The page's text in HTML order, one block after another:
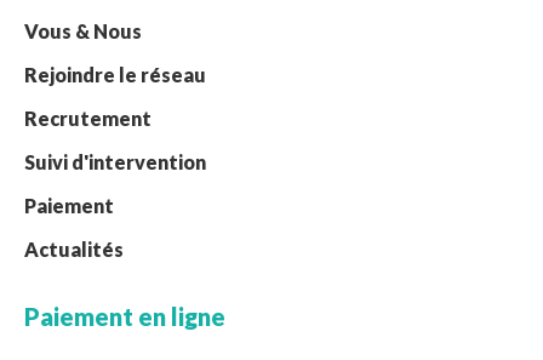
Vous & Nous
Rejoindre le réseau
Recrutement
Suivi d'intervention
Paiement
Actualités
Paiement en ligne